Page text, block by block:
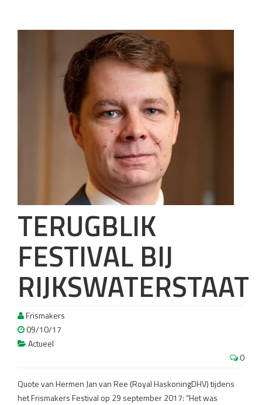
TERUGBLIK
FESTIVAL BIJ
RIJKSWATERSTAAT
Frismakers
09/10/17
Actueel
0
Quote van Hermen Jan van Ree (Royal HaskoningDHV) tijdens
het Frismakers Festival op 29 september 2017: “Het was